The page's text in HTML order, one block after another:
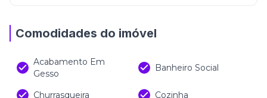
Comodidades do imóvel
Acabamento Em
Gesso
Banheiro Social
Churrasqueira
Cozinha